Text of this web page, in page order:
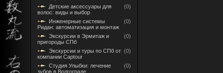
Детские аксессуары для
волос: виды и выбор
(0)
Инженерные системы
Ридан: автоматизация и монтаж
(0)
Экскурсии в Эрмитаж и
пригороды СПб
(0)
Экскурсии и туры по СПб от
компании Captour
(0)
Студия Улыбки: лечение
зубов в Волгограде
(0)